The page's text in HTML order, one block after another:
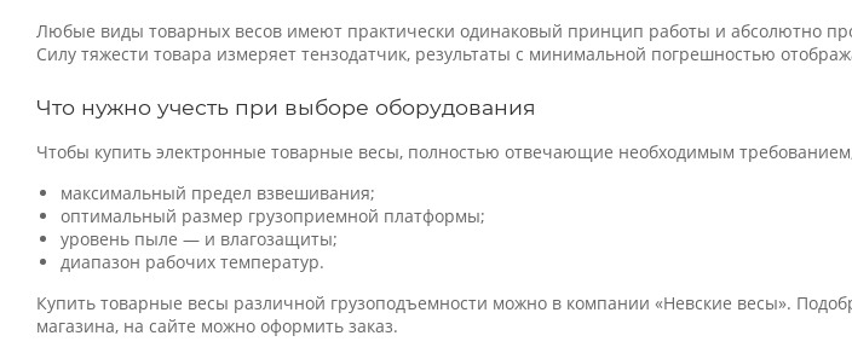
Любые виды товарных весов имеют практически одинаковый принцип работы и абсолютно
Силу тяжести товара измеряет тензодатчик, результаты с минимальной погрешностью
Что нужно учесть при выборе оборудования
Чтобы купить электронные товарные весы, полностью отвечающие необходимым
максимальный предел взвешивания;
оптимальный размер грузоприемной платформы;
уровень пыле — и влагозащиты;
диапазон рабочих температур.
Купить товарные весы различной грузоподъемности можно в компании «Невские весы».
магазина, на сайте можно оформить заказ.